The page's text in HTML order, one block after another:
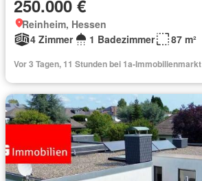
250.000 €
Reinheim, Hessen
4 Zimmer
1 Badezimmer 87 m²
Vor 3 Tagen, 11 Stunden bei 1a-Immobilienmarkt